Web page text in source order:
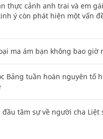
thực cảnh anh trai và em
ý còn phát hiện một vấn
ma ám bạn không bao giờ
Bảng tuần hoàn nguyên tố
đầu tâm sự về người cha